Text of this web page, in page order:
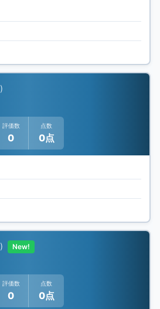
)
評価数
0
点数
0点
) New!
評価数
0
点数
0点